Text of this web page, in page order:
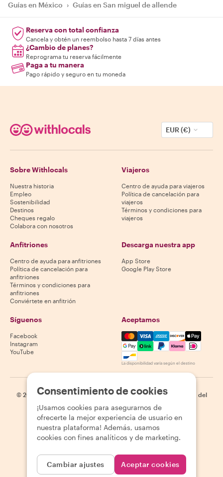
Guías en México › Guías en San miguel de allende
Reserva con total confianza
Cancela y obtén un reembolso hasta 7 días antes
¿Cambio de planes?
Reprograma tu reserva fácilmente
Paga a tu manera
Pago rápido y seguro en tu moneda
EUR (€)
Sobre Withlocals
Nuestra historia
Empleo
Sostenibilidad
Destinos
Cheques regalo
Colabora con nosotros
Viajeros
Centro de ayuda para viajeros
Política de cancelación para
viajeros
Términos y condiciones para
viajeros
Anfitriones
Centro de ayuda para anfitriones
Política de cancelación para
anfitriones
Términos y condiciones para
anfitriones
Conviértete en anfitrión
Descarga nuestra app
App Store
Google Play Store
Síguenos
Facebook
Instagram
YouTube
Aceptamos
Mastercard, Visa, Amex,
La disponibilidad varía según el destino
© 2026 Withlocals.com | Política de privacidad | Cookies
Mapa del
Consentimiento de cookies
¡Usamos cookies para asegurarnos de
ofrecerte la mejor experiencia de usuario en
nuestra plataforma! Además, usamos
cookies con fines analíticos y de marketing.
Cambiar ajustes Aceptar cookies